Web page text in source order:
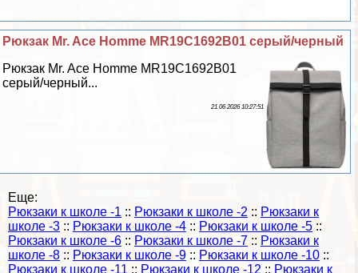
Рюкзак Mr. Ace Homme MR19C1692B01 серый/черный
Рюкзак Mr. Ace Homme MR19C1692B01
серый/черный...
21 06 2026 10:27:51
Еще:
Рюкзаки к школе -1 :: Рюкзаки к школе -2 :: Рюкзаки к
школе -3 :: Рюкзаки к школе -4 :: Рюкзаки к школе -5 ::
Рюкзаки к школе -6 :: Рюкзаки к школе -7 :: Рюкзаки к
школе -8 :: Рюкзаки к школе -9 :: Рюкзаки к школе -10 ::
Рюкзаки к школе -11 :: Рюкзаки к школе -12 :: Рюкзаки к